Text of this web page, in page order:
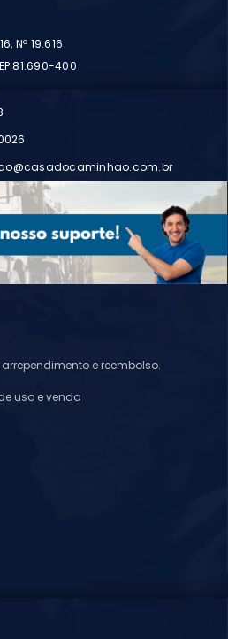
Nº 19.616
81.690-400
e reembolso.
uso e venda